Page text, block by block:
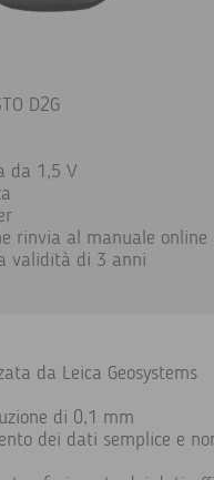
D2G
da 1,5 V
rinvia al manuale online
validità di 3 anni
da Leica Geosystems
di 0,1 mm
dei dati semplice e